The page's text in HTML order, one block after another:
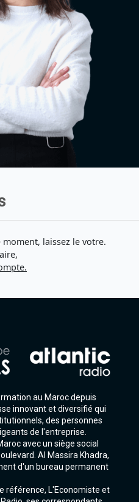
laissez le votre.
au Maroc depuis
innovant et diversifié qui
des personnes
de l'entreprise.
avec un siège social
Al Massira Khadra,
d'un bureau permanent
référence, L'Economiste et